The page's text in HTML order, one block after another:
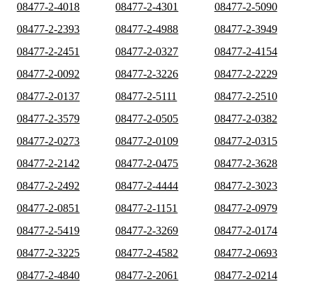
08477-2-4018
08477-2-4301
08477-2-5090
08477-2-2393
08477-2-4988
08477-2-3949
08477-2-2451
08477-2-0327
08477-2-4154
08477-2-0092
08477-2-3226
08477-2-2229
08477-2-0137
08477-2-5111
08477-2-2510
08477-2-3579
08477-2-0505
08477-2-0382
08477-2-0273
08477-2-0109
08477-2-0315
08477-2-2142
08477-2-0475
08477-2-3628
08477-2-2492
08477-2-4444
08477-2-3023
08477-2-0851
08477-2-1151
08477-2-0979
08477-2-5419
08477-2-3269
08477-2-0174
08477-2-3225
08477-2-4582
08477-2-0693
08477-2-4840
08477-2-2061
08477-2-0214